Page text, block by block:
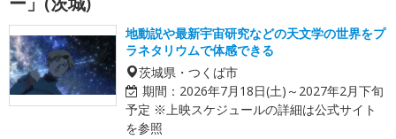
地動説や最新宇宙研究などの天文学の世界をプ
ラネタリウムで体感できる
茨城県・つくば市
期間： 2026年7月18日(土)～2027年2月下旬
予定 ※上映スケジュールの詳細は公式サイト
を参照